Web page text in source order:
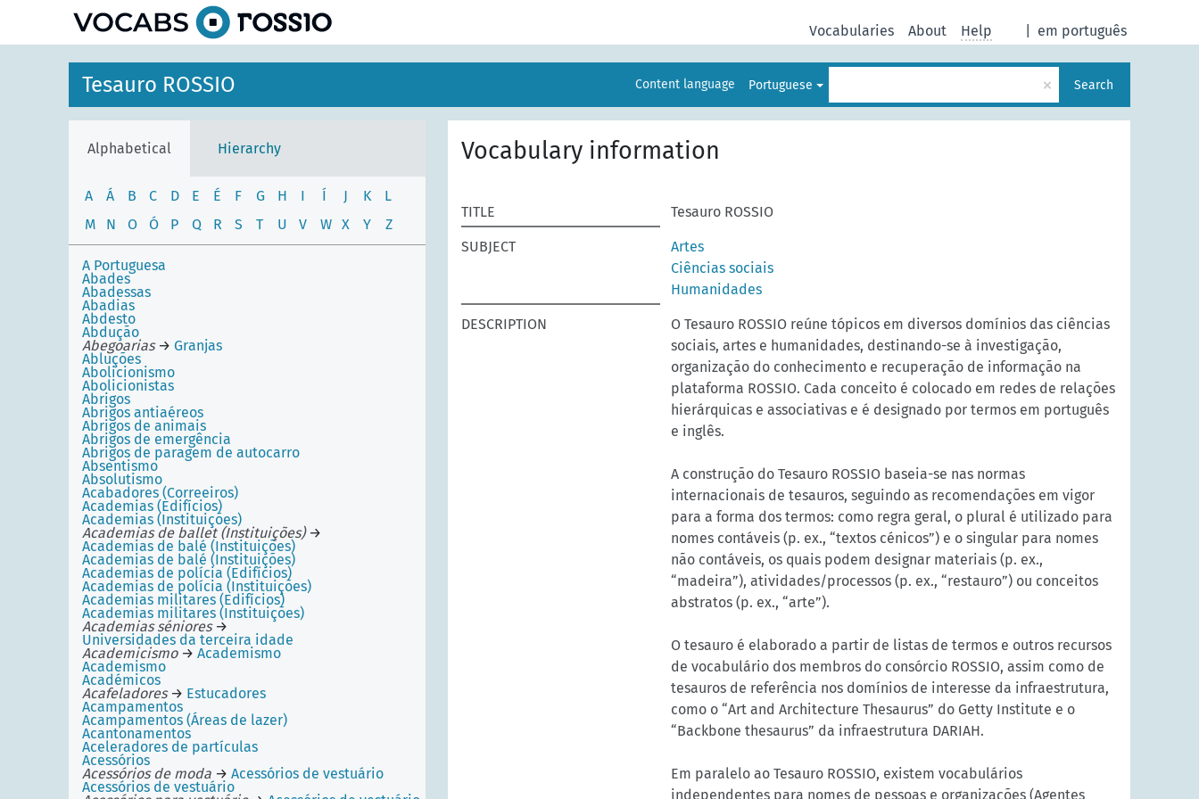
em português
Vocabularies About Help
Tesauro ROSSIO Content language Portuguese × Search
Alphabetical Hierarchy
A Á B C D E É F G H I Í J K
L
M
N O Ó P Q R S T U V W X Y Z
A Portuguesa
Abades
Abadessas
Abadias
Abdesto
Abdução
Abegoarias→ Granjas
Abluções
Abolicionismo
Abolicionistas
Abrigos
Abrigos antiaéreos
Abrigos de animais
Abrigos de emergência
Abrigos de paragem de autocarro
Absentismo
Absolutismo
Acabadores (Correeiros)
Academias (Edifícios)
Academias (Instituições)
Academias de ballet (Instituições)→
Academias de balé (Instituições)
Academias de balé (Instituições)
Academias de polícia (Edifícios)
Academias de polícia (Instituições)
Academias militares (Edifícios)
Academias militares (Instituições)
Academias séniores→
Universidades da terceira idade
Academicismo→ Academismo
Academismo
Académicos
Acafeladores→ Estucadores
Acampamentos
Acampamentos (Áreas de lazer)
Acantonamentos
Aceleradores de partículas
Acessórios
Acessórios de moda → Acessórios de vestuário
Acessórios de vestuário
Vocabulary information
TITLE Tesauro ROSSIO
SUBJECT
Artes
Ciências sociais
Humanidades
DESCRIPTION
O Tesauro ROSSIO reúne tópicos em diversos domínios das ciências
sociais, artes e humanidades, destinando-se à investigação,
organização do conhecimento e recuperação de informação na
plataforma ROSSIO. Cada conceito é colocado em redes de relações
hierárquicas e associativas e é designado por termos em português
e inglês.
A construção do Tesauro ROSSIO baseia-se nas normas
internacionais de tesauros, seguindo as recomendações em vigor
para a forma dos termos: como regra geral, o plural é utilizado para
nomes contáveis (p. ex., “textos cénicos”) e o singular para nomes
não contáveis, os quais podem designar materiais (p. ex.,
“madeira”), atividades/processos (p. ex., “restauro”) ou conceitos
abstratos (p. ex., “arte”).
O tesauro é elaborado a partir de listas de termos e outros recursos
de vocabulário dos membros do consórcio ROSSIO, assim como de
tesauros de referência nos domínios de interesse da infraestrutura,
como o “Art and Architecture Thesaurus” do Getty Institute e o
“Backbone thesaurus” da infraestrutura DARIAH.
Em paralelo ao Tesauro ROSSIO, existem vocabulários
independentes para nomes de pessoas e organizações (Agentes